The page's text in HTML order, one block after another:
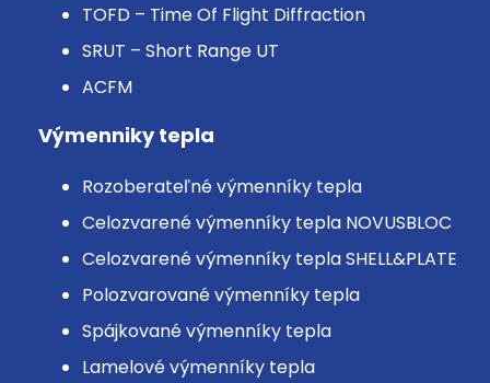
TOFD – Time Of Flight Diffraction
SRUT – Short Range UT
ACFM
Výmenniky tepla
Rozoberateľné výmenníky tepla
Celozvarené výmenníky tepla NOVUSBLOC
Celozvarené výmenníky tepla SHELL&PLATE
Polozvarované výmenníky tepla
Spájkované výmenníky tepla
Lamelové výmenníky tepla